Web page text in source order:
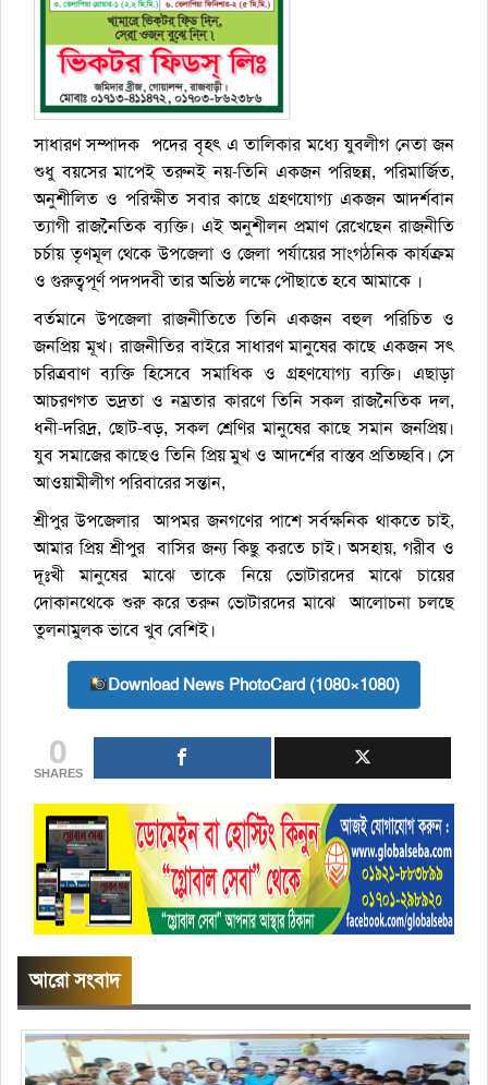
সাধারণ সম্পাদক পদের বৃহৎ এ তালিকার মধ্যে যুবলীগ নেতা জন
শুধু বয়সের মাপেই তরুনই নয়-তিনি একজন পরিছন্ন, পরিমার্জিত,
অনুশীলিত ও পরিক্ষীত সবার কাছে গ্রহণযোগ্য একজন আদর্শবান
ত্যাগী রাজনৈতিক ব্যক্তি। এই অনুশীলন প্রমাণ রেখেছেন রাজনীতি
চর্চায় তৃণমূল থেকে উপজেলা ও জেলা পর্যায়ের সাংগঠনিক কার্যক্রম
ও গুরুত্বপূর্ণ পদপদবী তার অভিষ্ঠ লক্ষে পৌছাতে হবে আমাকে ।
বর্তমানে উপজেলা রাজনীতিতে তিনি একজন বহুল পরিচিত ও
জনপ্রিয় মূখ। রাজনীতির বাইরে সাধারণ মানুষের কাছে একজন সৎ
চরিত্রবাণ ব্যক্তি হিসেবে সমাধিক ও গ্রহণযোগ্য ব্যক্তি। এছাড়া
আচরণগত ভদ্রতা ও নম্রতার কারণে তিনি সকল রাজনৈতিক দল,
ধনী-দরিদ্র, ছোট-বড়, সকল শ্রেণির মানুষের কাছে সমান জনপ্রিয়।
যুব সমাজের কাছেও তিনি প্রিয় মুখ ও আদর্শের বাস্তব প্রতিচ্ছবি। সে
আওয়ামীলীগ পরিবারের সন্তান,
শ্রীপুর উপজেলার আপমর জনগণের পাশে সর্বক্ষনিক থাকতে চাই,
আমার প্রিয় শ্রীপুর বাসির জন্য কিছু করতে চাই। অসহায়, গরীব ও
দূঃখী মানুষের মাঝে তাকে নিয়ে ভোটারদের মাঝে চায়ের
দোকানথেকে শুরু করে তরুন ভোটারদের মাঝে আলোচনা চলছে
তুলনামুলক ভাবে খুব বেশিই।
Download News PhotoCard (1080×1080)
0
SHARES
আরো সংবাদ